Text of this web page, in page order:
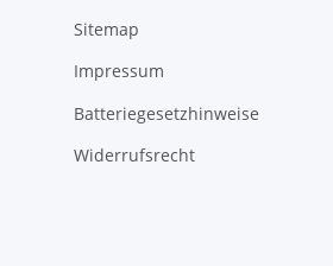
Sitemap
Impressum
Batteriegesetzhinweise
Widerrufsrecht